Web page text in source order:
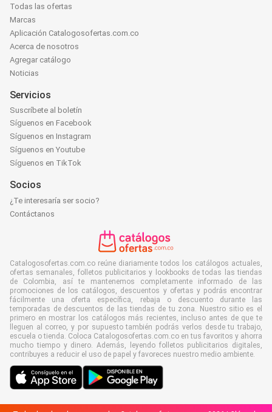
Todas las ofertas
Marcas
Aplicación Catalogosofertas.com.co
Acerca de nosotros
Agregar catálogo
Noticias
Servicios
Suscríbete al boletín
Síguenos en Facebook
Síguenos en Instagram
Síguenos en Youtube
Síguenos en TikTok
Socios
¿Te interesaría ser socio?
Contáctanos
Catalogosofertas.com.co reúne diariamente todos los catálogos actuales,
ofertas semanales, folletos publicitarios y lookbooks de todas las tiendas
de Colombia, así te mantenemos completamente informado de las
promociones de los catálogos, descuentos y ofertas y podrás encontrar
fácilmente una oferta específica, rebaja o descuento durante las
temporadas de descuentos de las tiendas de tu zona. Nuestro sitio es el
primero en mostrar los catálogos más recientes, incluso antes de que te
lleguen al correo, y por supuesto también podrás verlos desde tu trabajo,
escuela o tienda. Coloca Catalogosofertas.com.co en tus favoritos y ahorra
mucho tiempo y dinero. Además, leyendo folletos publicitarios digitales,
contribuyes a reducir el uso de papel y favoreces nuestro medio ambiente.